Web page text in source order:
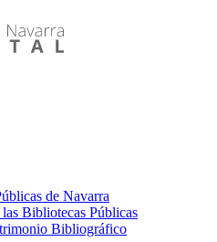
de Navarra
Bibliotecas Públicas
Bibliográfico